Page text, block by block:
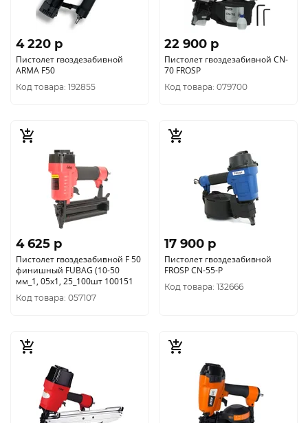
4 220 p
Пистолет гвоздезабивной
ARMA F50
Код товара: 192855
22 900 p
Пистолет гвоздезабивной CN-
70 FROSP
Код товара: 079700
4 625 p
Пистолет гвоздезабивной F 50
финишный FUBAG (10-50
мм_1, 05х1, 25_100шт 100151
Код товара: 057107
17 900 p
Пистолет гвоздезабивной
FROSP CN-55-P
Код товара: 132666